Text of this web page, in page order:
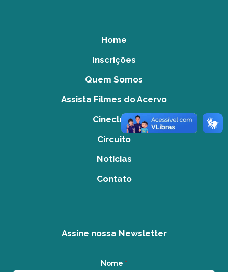
Home
Inscrições
Quem Somos
Assista Filmes do Acervo
Cineclube
Circuito
Notícias
Contato
Assine nossa Newsletter
Nome *